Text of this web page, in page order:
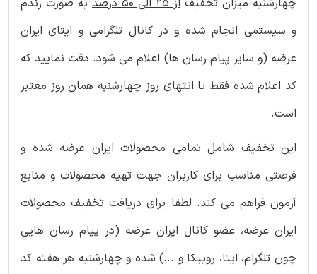
چهارشنبه میزان تخفیف از 25 الی 50 درصد
به صورت رندم
و سیستمی انجام شده و در کانال تلگرامی و ایتای ایران
عرضه (و سایر پیام رسان ها) اعلام می شود. دقت نمایید که
کد اعلام شده فقط تا انتهای روز چهارشنبه همان روز معتبر
است.
این تخفیف شامل تمامی محصولات ایران عرضه شده و
فرصتی مناسب برای کاربران جهت تهیه محصولات و منابع
آزمون فراهم می کند. لطفا برای دریافت تخفیف محصولات
ایران عرضه، عضو کانال ایران عرضه (در پیام رسان هایی
چون تلگرام، ایتا، روبیکا و ...) شده و چهارشنبه هر هفته کد